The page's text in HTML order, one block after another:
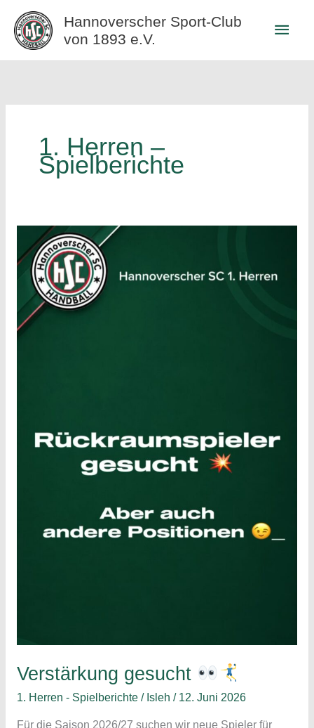
Inhalt
springen
Hannoverscher Sport-Club
von 1893 e.V.
1. Herren –
Spielberichte
Verstärkung gesucht
1. Herren - Spielberichte/ Isleh / 12. Juni 2026
Für die Saison 2026/27 suchen wir neue Spieler für